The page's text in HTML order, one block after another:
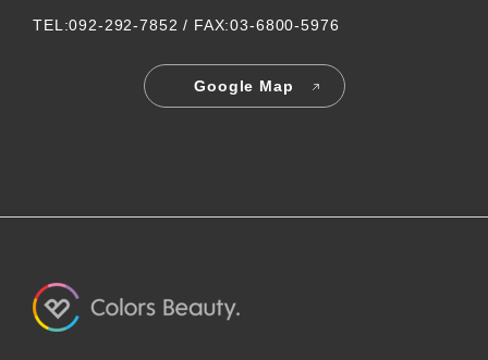
TEL:092-292-7852 / FAX:03-6800-5976
Google Map